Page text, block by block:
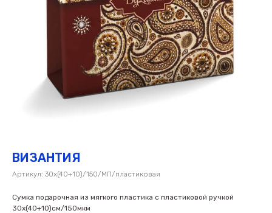
ВИЗАНТИЯ
Артикул: 30х(40+10)/150/МП/пластиковая
Сумка подарочная из мягкого пластика с пластиковой ручкой
30х(40+10)см/150мкм